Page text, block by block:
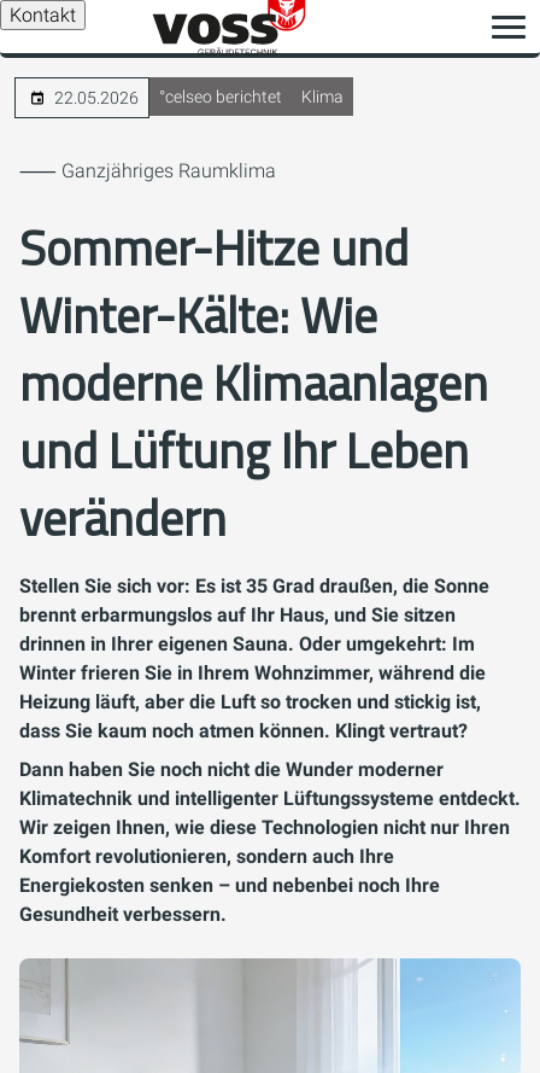
Kontakt
22.05.2026 °celseo berichtet Klima
⸺ Ganzjähriges Raumklima
Sommer-Hitze und
Winter-Kälte: Wie
moderne Klimaanlagen
und Lüftung Ihr Leben
verändern
Stellen Sie sich vor: Es ist 35 Grad draußen, die Sonne
brennt erbarmungslos auf Ihr Haus, und Sie sitzen
drinnen in Ihrer eigenen Sauna. Oder umgekehrt: Im
Winter frieren Sie in Ihrem Wohnzimmer, während die
Heizung läuft, aber die Luft so trocken und stickig ist,
dass Sie kaum noch atmen können. Klingt vertraut?
Dann haben Sie noch nicht die Wunder moderner
Klimatechnik und intelligenter Lüftungssysteme entdeckt.
Wir zeigen Ihnen, wie diese Technologien nicht nur Ihren
Komfort revolutionieren, sondern auch Ihre
Energiekosten senken – und nebenbei noch Ihre
Gesundheit verbessern.